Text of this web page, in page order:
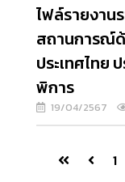
ไฟล์รายงาน
สถานการณ์
ประเทศไทย
พิการ
19/04/2567
1